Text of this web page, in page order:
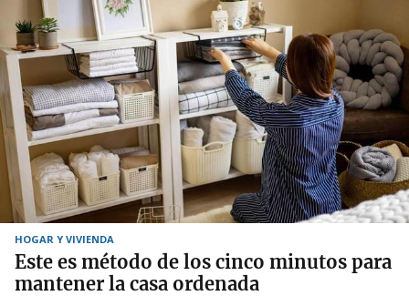
HOGAR Y VIVIENDA
Este es método de los cinco minutos para
mantener la casa ordenada